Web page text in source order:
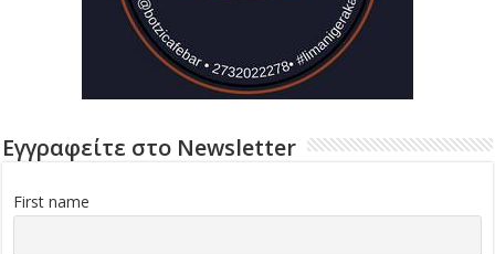
Εγγραφείτε στο Newsletter
First name